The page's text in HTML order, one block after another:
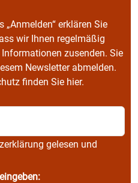
erklären Sie
wir Ihnen regelmäßig
zusenden. Sie
Newsletter abmelden.
finden Sie hier.
gelesen und